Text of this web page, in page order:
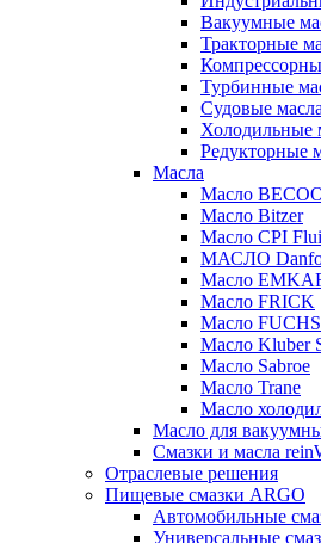
Вакуумные
Тракторные
Турбинные
Судовые масла
Холодильные
Редукторные
Масла
Масло
Масло Bitzer
Масло CPI
МАСЛО
Масло
Масло FRICK
Масло FUCHS
Масло Kluber
Масло Sabroe
Масло Trane
Масло
Масло для
Смазки и масла
Отраслевые решения
Пищевые смазки ARGO
Автомобильные
Универсальные